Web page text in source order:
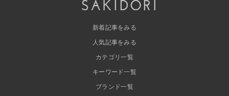
新着記事をみる
人気記事をみる
カテゴリ一覧
キーワード一覧
ブランド一覧